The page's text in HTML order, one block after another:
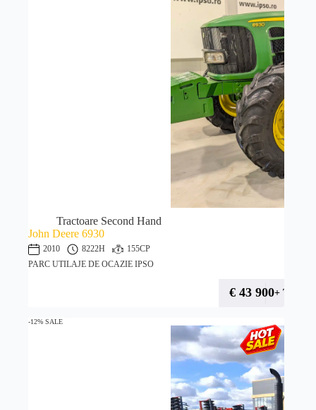
Tractoare Second Hand
John Deere 6930
2010 8222H
155CP
PARC UTILAJE DE OCAZIE IPSO
€ 43 900+ TVA
-12% SALE